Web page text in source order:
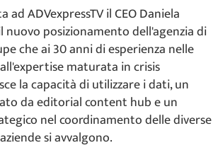
ADVexpressTV il CEO Daniela
nuovo posizionamento dell'agenzia di
che ai 30 anni di esperienza nelle
maturata in crisis
la capacità di utilizzare i dati, un
da editorial content hub e un
nel coordinamento delle diverse
si avvalgono.